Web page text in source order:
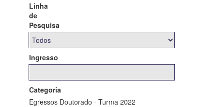
Linha
de
Pesquisa
Ingresso
Categoria
Egressos Doutorado - Turma 2022